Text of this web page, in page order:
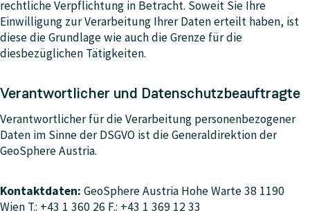
rechtliche Verpflichtung in Betracht. Soweit Sie Ihre
Einwilligung zur Verarbeitung Ihrer Daten erteilt haben, ist
diese die Grundlage wie auch die Grenze für die
diesbezüglichen Tätigkeiten.
Verantwortlicher und Datenschutzbeauftragte
Verantwortlicher für die Verarbeitung personenbezogener
Daten im Sinne der DSGVO ist die Generaldirektion der
GeoSphere Austria.
Kontaktdaten: GeoSphere Austria Hohe Warte 38 1190
Wien T.: +43 1 360 26 F.: +43 1 369 12 33